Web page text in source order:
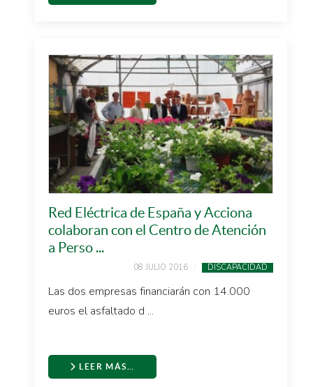
Red Eléctrica de España y Acciona
colaboran con el Centro de Atención
a Perso ...
08 JULIO 2016 DISCAPACIDAD
Las dos empresas financiarán con 14.000
euros el asfaltado d ...
LEER MÁS…